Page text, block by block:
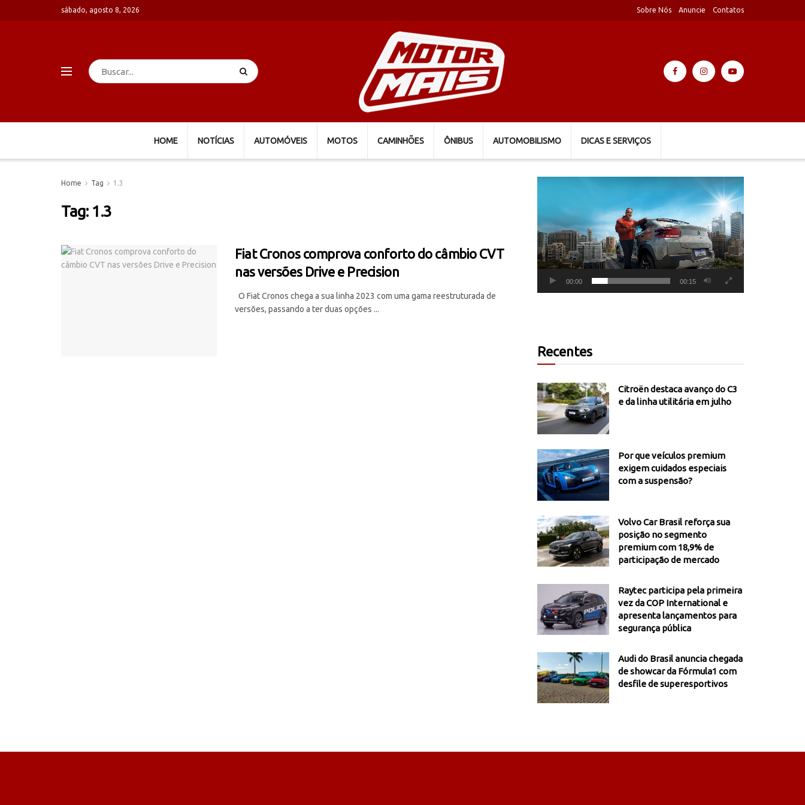
sábado, agosto 8, 2026 Sobre Nós Anuncie Contatos
HOME NOTÍCIAS AUTOMÓVEIS MOTOS CAMINHÕES ÔNIBUS AUTOMOBILISMO DICAS E SERVIÇOS
Home Tag 1.3
Tag: 1.3
Fiat Cronos comprova conforto do câmbio CVT
nas versões Drive e Precision
O Fiat Cronos chega a sua linha 2023 com uma gama reestruturada de
versões, passando a ter duas opções ...
00:00 00:15
Recentes
Citroën destaca avanço do C3
e da linha utilitária em julho
Por que veículos premium
exigem cuidados especiais
com a suspensão?
Volvo Car Brasil reforça sua
posição no segmento
premium com 18,9% de
participação de mercado
Raytec participa pela primeira
vez da COP International e
apresenta lançamentos para
segurança pública
Audi do Brasil anuncia chegada
de showcar da Fórmula1 com
desfile de superesportivos